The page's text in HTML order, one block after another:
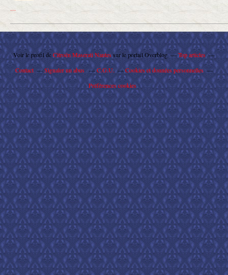
…
Voir le profil deCitroën Maserati Nantessur le portail Overblog
Top articles
Contact
Signaler un abus C.G.U.
Cookies et données personnelles
Préférences cookies